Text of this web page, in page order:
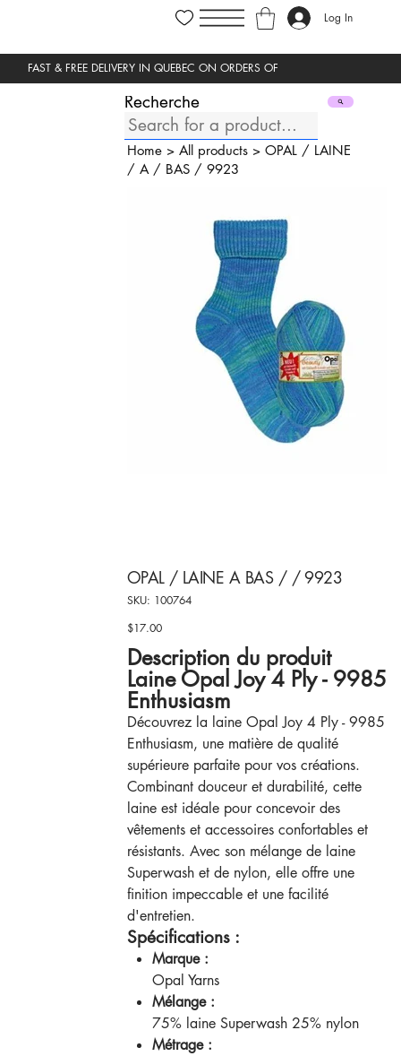
Log In
Recherche
Home> All products> OPAL / LAINE
/ A / BAS / 9923
OPAL / LAINE A BAS / / 9923
SKU:
SKU
100764
100764
Price
$17.00
Description du produit
Laine Opal Joy 4 Ply - 9985
Enthusiasm
Découvrez la laine Opal Joy 4 Ply - 9985
Enthusiasm, une matière de qualité
supérieure parfaite pour vos créations.
Combinant douceur et durabilité, cette
laine est idéale pour concevoir des
vêtements et accessoires confortables et
résistants. Avec son mélange de laine
Superwash et de nylon, elle offre une
finition impeccable et une facilité
d'entretien.
Spécifications :
Marque :
Opal Yarns
Mélange :
75% laine Superwash 25% nylon
Métrage :